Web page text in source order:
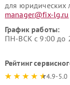
для юридических
manager@fix-lg.ru
График работы:
ПН-ВСК с 9:00 до
Рейтинг
4.9-5.0